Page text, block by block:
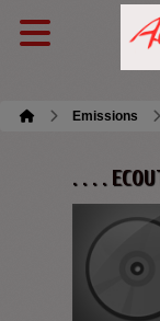
Emissions
. . . .